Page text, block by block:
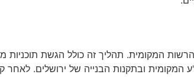
המקומית. תהליך זה כולל הגשת תוכניות
המקומית ובתקנות הבנייה של ירושלים.